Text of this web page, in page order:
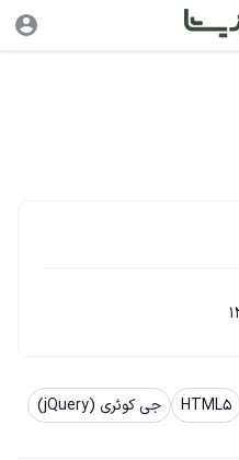
HTML5
جی کوئری (jQuery)